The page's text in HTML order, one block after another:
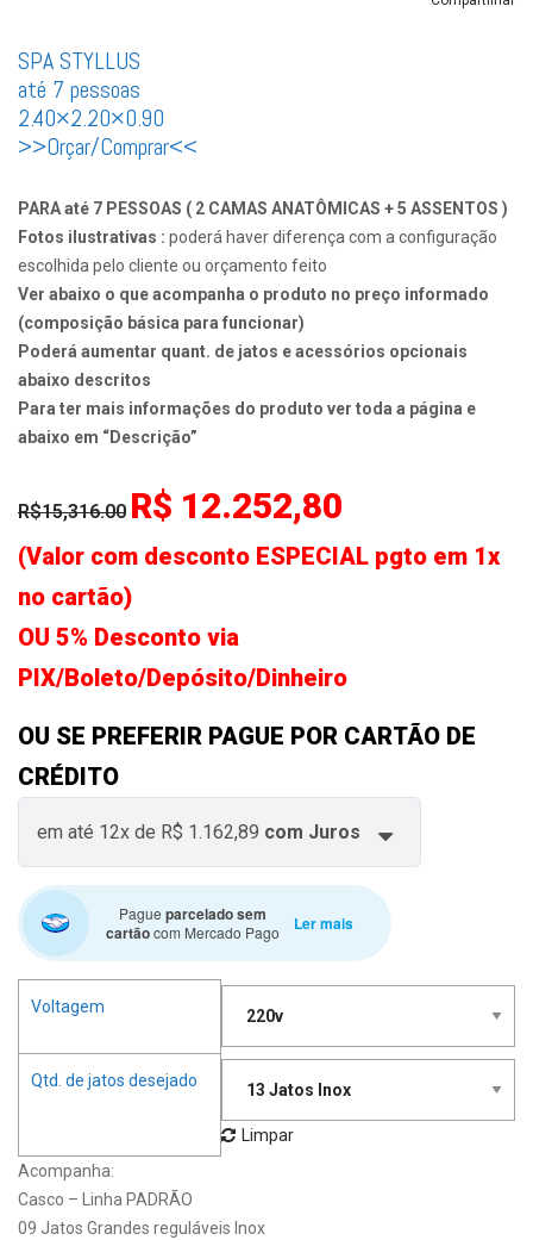
SPA STYLLUS
até 7 pessoas
2.40×2.20×0.90
>>Orçar/Comprar<<
PARA até 7 PESSOAS ( 2 CAMAS ANATÔMICAS + 5 ASSENTOS )
Fotos ilustrativas : poderá haver diferença com a configuração
escolhida pelo cliente ou orçamento feito
Ver abaixo o que acompanha o produto no preço informado
(composição básica para funcionar)
Poderá aumentar quant. de jatos e acessórios opcionais
abaixo descritos
Para ter mais informações do produto ver toda a página e
abaixo em “Descrição”
R$15,316.00 R$ 12.252,80
(Valor com desconto ESPECIAL pgto em 1x
no cartão)
OU 5% Desconto via
PIX/Boleto/Depósito/Dinheiro
OU SE PREFERIR PAGUE POR CARTÃO DE
CRÉDITO
em até 12x de R$ 1.162,89 com Juros
Pague parcelado sem
cartãocom Mercado Pago Ler mais
Voltagem
Qtd. de jatos desejado
Limpar
Acompanha:
Casco – Linha PADRÃO
09 Jatos Grandes reguláveis Inox